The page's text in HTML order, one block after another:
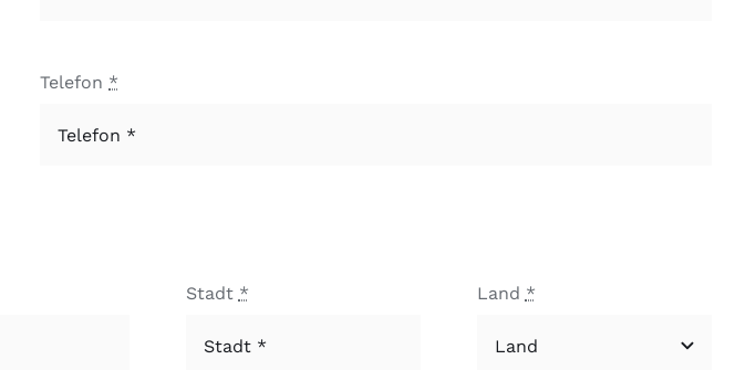
Telefon *
Stadt * Land *